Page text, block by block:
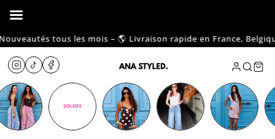
tous les mois – 🌎 Livraison rapide en France,